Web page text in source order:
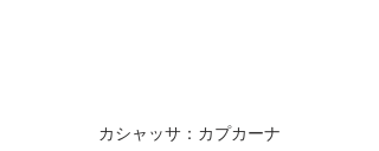
カシャッサ：カプカーナ